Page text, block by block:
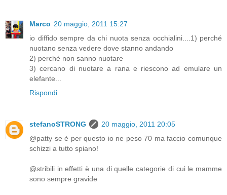
Marco 20 maggio, 2011 15:27
io diffido sempre da chi nuota senza occhialini....1) perché
nuotano senza vedere dove stanno andando
2) perché non sanno nuotare
3) cercano di nuotare a rana e riescono ad emulare un
elefante...
Rispondi
stefanoSTRONG
20 maggio, 2011 20:05
@patty se è per questo io ne peso 70 ma faccio comunque
schizzi a tutto spiano!
@stribili in effetti è una di quelle categorie di cui le mamme
sono sempre gravide